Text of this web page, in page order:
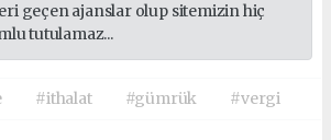
geçen ajanslar olup sitemizin hiç
tutulamaz...
#ithalat #gümrük #vergi